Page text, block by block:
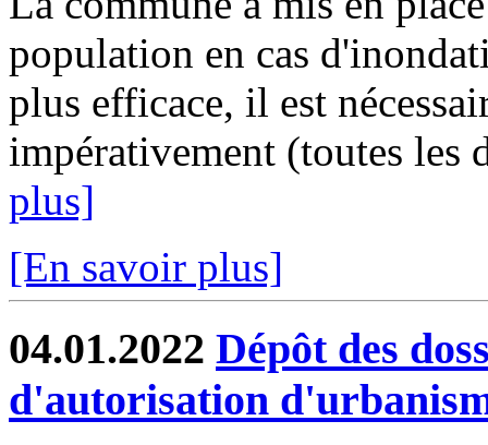
population en cas
plus efficace, il est
impérativement (toutes les
plus]
[En savoir plus]
04.01.2022 Dépôt des
d'autorisation